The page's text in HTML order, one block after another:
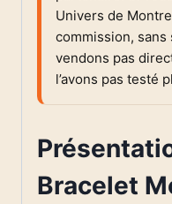
Univers de
commission,
vendons pas
l’avons pas testé
Bracelet